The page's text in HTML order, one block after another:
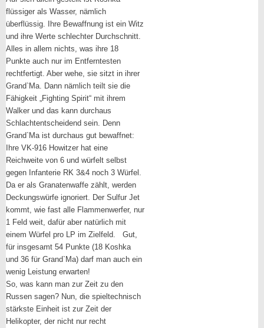
flüssiger als Wasser, nämlich
überflüssig. Ihre Bewaffnung ist ein Witz
und ihre Werte schlechter Durchschnitt.
Alles in allem nichts, was ihre 18
Punkte auch nur im Entferntesten
rechtfertigt. Aber wehe, sie sitzt in ihrer
Grand`Ma. Dann nämlich teilt sie die
Fähigkeit „Fighting Spirit“ mit ihrem
Walker und das kann durchaus
Schlachtentscheidend sein. Denn
Grand`Ma ist durchaus gut bewaffnet:
Ihre VK-916 Howitzer hat eine
Reichweite von 6 und würfelt selbst
gegen Infanterie RK 3&4 noch 3 Würfel.
Da er als Granatenwaffe zählt, werden
Deckungswürfe ignoriert. Der Sulfur Jet
kommt, wie fast alle Flammenwerfer, nur
1 Feld weit, dafür aber natürlich mit
einem Würfel pro LP im Zielfeld. Gut,
für insgesamt 54 Punkte (18 Koshka
und 36 für Grand`Ma) darf man auch ein
wenig Leistung erwarten!
So, was kann man zur Zeit zu den
Russen sagen? Nun, die spieltechnisch
stärkste Einheit ist zur Zeit der
Helikopter, der nicht nur recht